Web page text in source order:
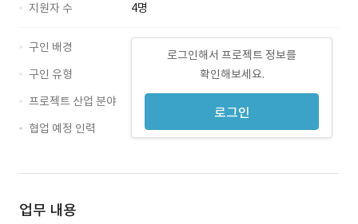
지원자 수
4명
로그인해서 프로젝트 정보를
확인해보세요.
로그인
구인 배경
구인 유형
프로젝트 산업 분야
협업 예정 인력
업무 내용